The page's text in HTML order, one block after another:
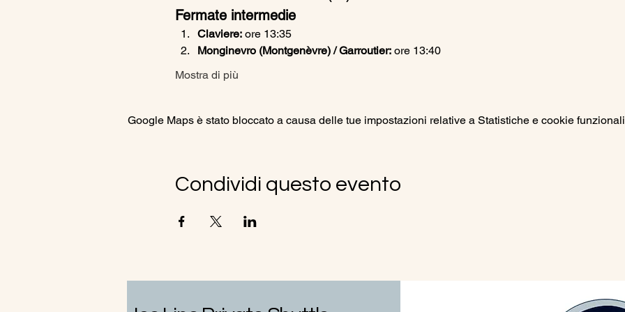
Fermate intermedie
Claviere: ore 13:35
Monginevro (Montgenèvre) / Garroutier: ore 13:40
Mostra di più
Google Maps è stato bloccato a causa delle tue impostazioni relative a Statistiche e cookie
Condividi questo evento